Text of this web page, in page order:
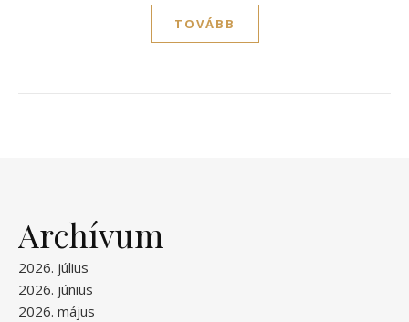
TOVÁBB
Archívum
2026. július
2026. június
2026. május